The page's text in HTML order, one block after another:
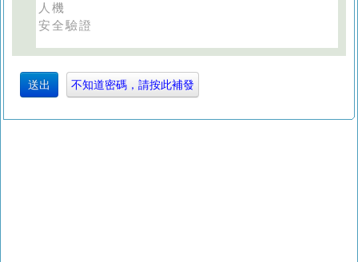
人機
安全驗證